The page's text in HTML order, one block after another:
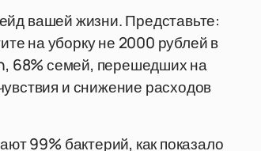
вашей жизни. Представьте:
на уборку не 2000 рублей в
68% семей, перешедших на
и снижение расходов
99% бактерий, как показало